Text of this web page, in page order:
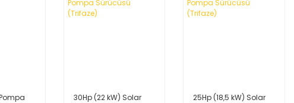
30Hp (22 kW) Solar
25Hp (18,5 kW) Solar